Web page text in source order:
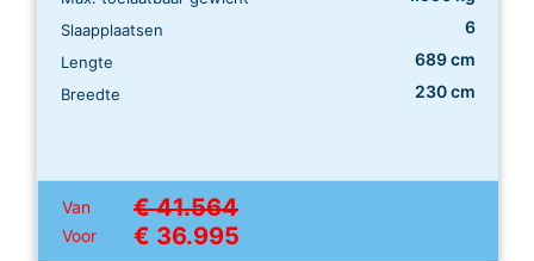
Slaapplaatsen 6
Lengte 689 cm
Breedte 230 cm
Van € 41.564
Voor € 36.995